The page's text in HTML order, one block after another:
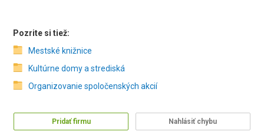
Pozrite si tiež:
Mestské knižnice
Kultúrne domy a strediská
Organizovanie spoločenských akcií
Pridať firmu Nahlásiť chybu